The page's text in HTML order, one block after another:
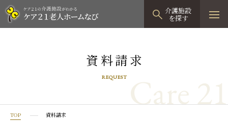
介護施設
を探す
見学予約
資料請求
REQUEST Care 21
TOP 資料請求